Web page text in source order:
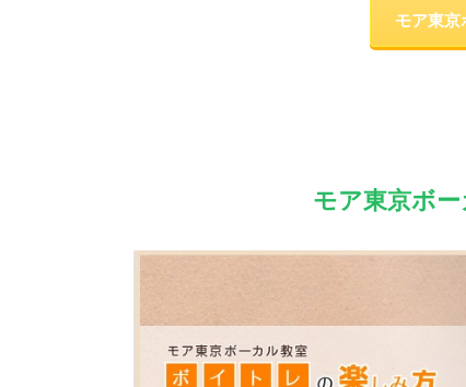
モア東京
モア東京ボ